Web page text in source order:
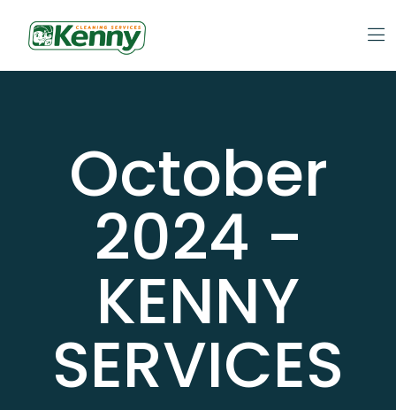
October
2024 -
KENNY
SERVICES